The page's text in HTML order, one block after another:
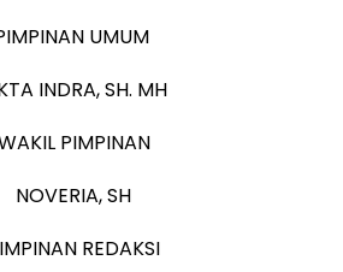
UMUM
INDRA, SH. MH
PIMPINAN
NOVERIA, SH
REDAKSI